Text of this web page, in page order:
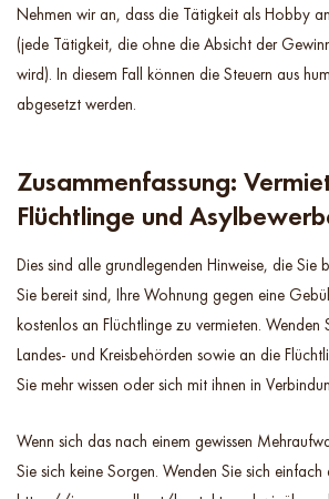
Nehmen wir an, dass die Tätigkeit als Hobby
(jede Tätigkeit, die ohne die Absicht der
wird). In diesem Fall können die Steuern aus
abgesetzt werden.
Zusammenfassung:
Flüchtlinge und
Dies sind alle grundlegenden Hinweise, die Sie
Sie bereit sind, Ihre Wohnung gegen eine
kostenlos an Flüchtlinge zu vermieten. Wenden
Landes- und Kreisbehörden sowie an die
Sie mehr wissen oder sich mit ihnen in
Wenn sich das nach einem gewissen
Sie sich keine Sorgen. Wenden Sie sich einfach